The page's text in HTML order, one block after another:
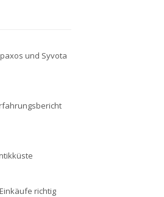
und Syvota
richtig